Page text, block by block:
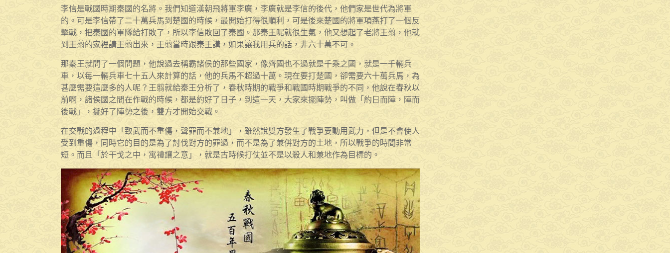
李信是戰國時期秦國的名將。我們知道漢朝飛將軍李廣，李廣就是李信的後代，他們家是世代為將軍
的。可是李信帶了二十萬兵馬到楚國的時候，最開始打得很順利，可是後來楚國的將軍項燕打了一個反
擊戰，把秦國的軍隊給打敗了，所以李信敗回了秦國。那秦王呢就很生氣，他又想起了老將王翦，他就
到王翦的家裡請王翦出來，王翦當時跟秦王講，如果讓我用兵的話，非六十萬不可。
那秦王就問了一個問題，他說過去稱霸諸侯的那些國家，像齊國也不過就是千乘之國，就是一千輛兵
車，以每一輛兵車七十五人來計算的話，他的兵馬不超過十萬。現在要打楚國，卻需要六十萬兵馬，為
甚麼需要這麼多的人呢？王翦就給秦王分析了，春秋時期的戰爭和戰國時期戰爭的不同，他說在春秋以
前啊，諸侯國之間在作戰的時候，都是約好了日子，到這一天，大家來擺陣勢，叫做「約日而陣，陣而
後戰」，擺好了陣勢之後，雙方才開始交戰。
在交戰的過程中「致武而不重傷，聲罪而不兼地」，雖然說雙方發生了戰爭要動用武力，但是不會使人
受到重傷，同時它的目的是為了討伐對方的罪過，而不是為了兼併對方的土地，所以戰爭的時間非常
短。而且「於干戈之中，寓禮讓之意」，就是古時候打仗並不是以殺人和兼地作為目標的。